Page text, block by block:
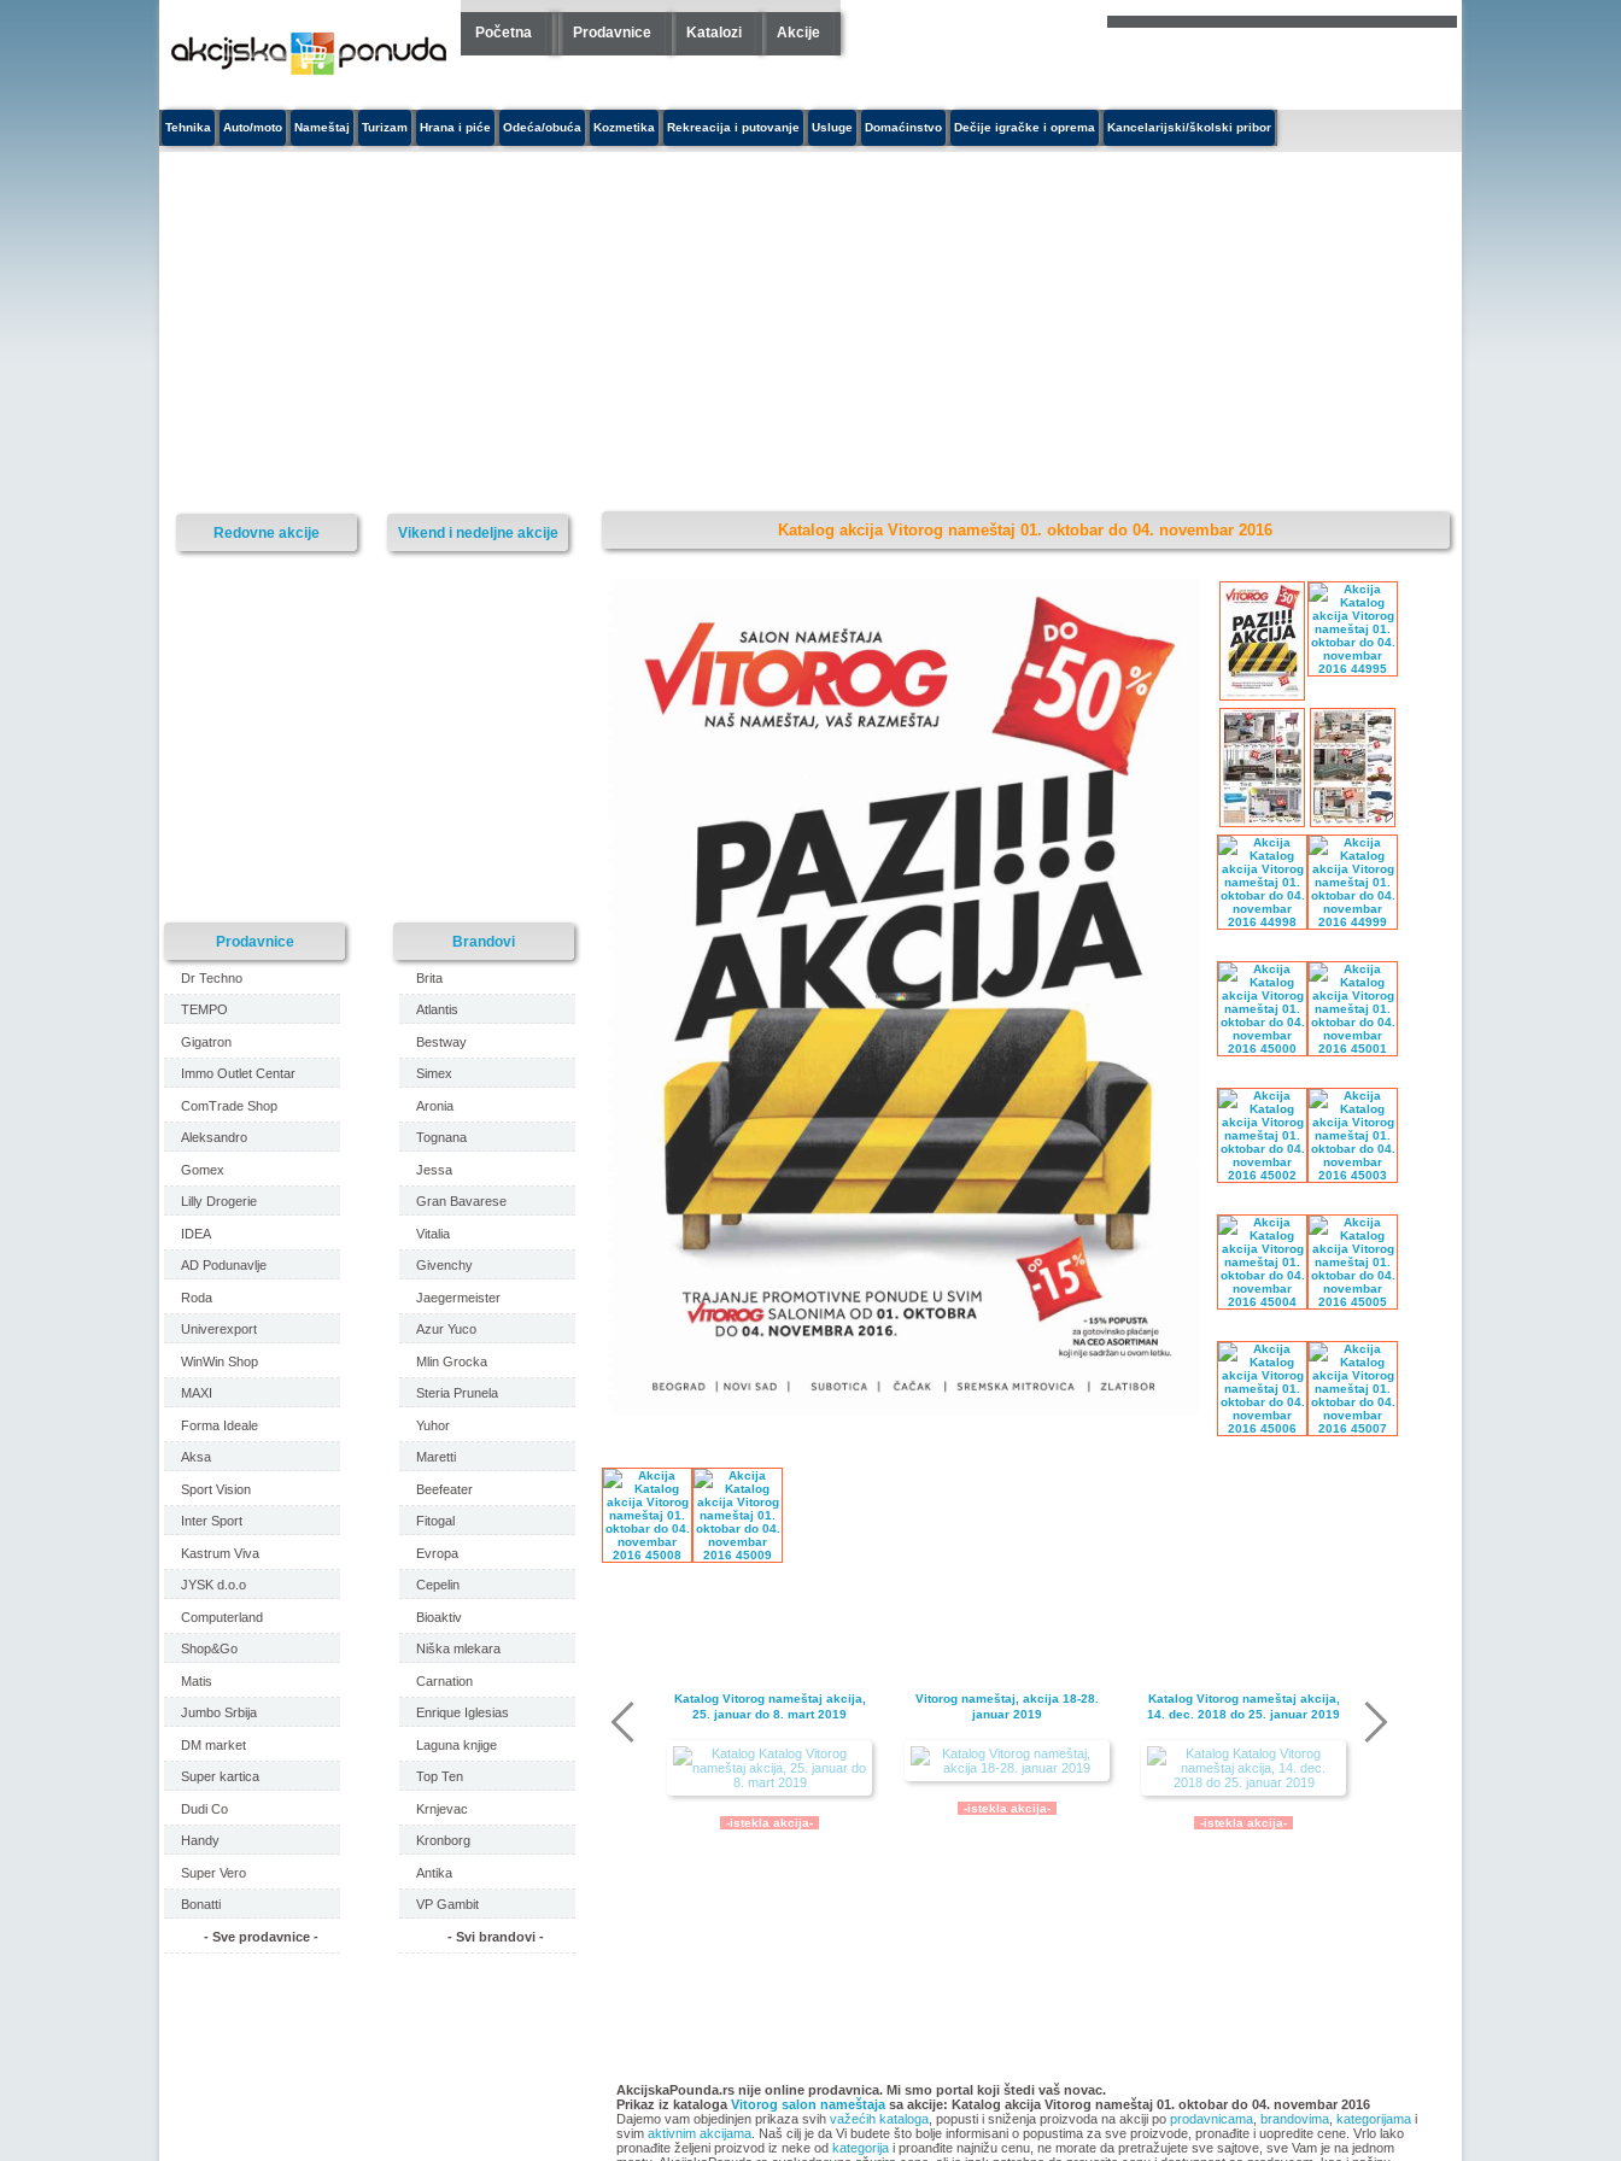
Početna Prodavnice Katalozi Akcije
Tehnika Auto/moto Nameštaj Turizam Hrana i piće Odeća/obuća Kozmetika Rekreacija i putovanje Usluge Domaćinstvo Dečije igračke i oprema Kancelarijski/školski pribor
Katalog akcija Vitorog nameštaj 01. oktobar do 04. novembar 2016
Katalog Vitorog nameštaj akcija,
25. januar do 8. mart 2019
-istekla akcija-
Vitorog nameštaj, akcija 18-28.
januar 2019
-istekla akcija-
Katalog Vitorog nameštaj akcija,
14. dec. 2018 do 25. januar 2019
-istekla akcija-
2. novembar do 14. decembar
2018
28. septembar do 2. novembar
2018
AkcijskaPounda.rs nije online prodavnica. Mi smo portal koji štedi vaš novac.
Prikaz iz kataloga Vitorog salon nameštaja sa akcije: Katalog akcija Vitorog nameštaj 01. oktobar do 04. novembar 2016
Dajemo vam objedinjen prikaza svih važećih kataloga , popusti i sniženja proizvoda na akciji po prodavnicama brandovima kategorijama i
svim aktivnim akcijama . Naš cilj je da Vi budete što bolje informisani o popustima za sve proizvode, pronađite i uopredite cene. Vrlo lako
pronađite željeni proizvod iz neke od kategorija i proanđite najnižu cenu, ne morate da pretražujete sve sajtove, sve Vam je na jednom
Vikend i nedeljne akcije
Redovne akcije
Prodavnice
Dr Techno
TEMPO
Gigatron
Immo Outlet Centar
ComTrade Shop
Aleksandro
Gomex
Lilly Drogerie
IDEA
AD Podunavlje
Roda
Univerexport
WinWin Shop
MAXI
Forma Ideale
Aksa
Sport Vision
Inter Sport
Kastrum Viva
JYSK d.o.o
Computerland
Shop&Go
Matis
Jumbo Srbija
DM market
Super kartica
Dudi Co
Handy
Super Vero
Bonatti
- Sve prodavnice -
Brandovi
Brita
Atlantis
Bestway
Simex
Aronia
Tognana
Jessa
Gran Bavarese
Vitalia
Givenchy
Jaegermeister
Azur Yuco
Mlin Grocka
Steria Prunela
Yuhor
Maretti
Beefeater
Fitogal
Evropa
Cepelin
Bioaktiv
Niška mlekara
Carnation
Enrique Iglesias
Laguna knjige
Top Ten
Krnjevac
Kronborg
Antika
VP Gambit
- Svi brandovi -